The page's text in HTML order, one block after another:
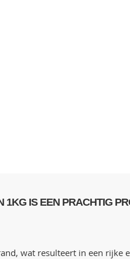
IS EEN PRACHTIG
wat resulteert in een